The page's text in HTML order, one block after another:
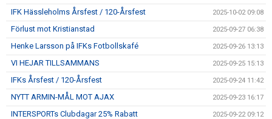
IFK Hässleholms Årsfest / 120-Årsfest 2025-10-02 09:08
Förlust mot Kristianstad 2025-09-27 06:38
Henke Larsson på IFKs Fotbollskafé 2025-09-26 13:13
VI HEJAR TILLSAMMANS 2025-09-25 15:13
IFKs Årsfest / 120-Årsfest 2025-09-24 11:42
NYTT ARMIN-MÅL MOT AJAX 2025-09-23 16:17
INTERSPORTs Clubdagar 25% Rabatt 2025-09-22 09:12